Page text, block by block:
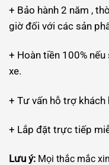
+ Bảo hành 2 năm ,
giờ đối với các sản
+ Hoàn tiền 100%
xe.
+ Tư vấn hỗ trợ khách
+ Lắp đặt trực tiếp
Lưu ý: Mọi thắc mắc